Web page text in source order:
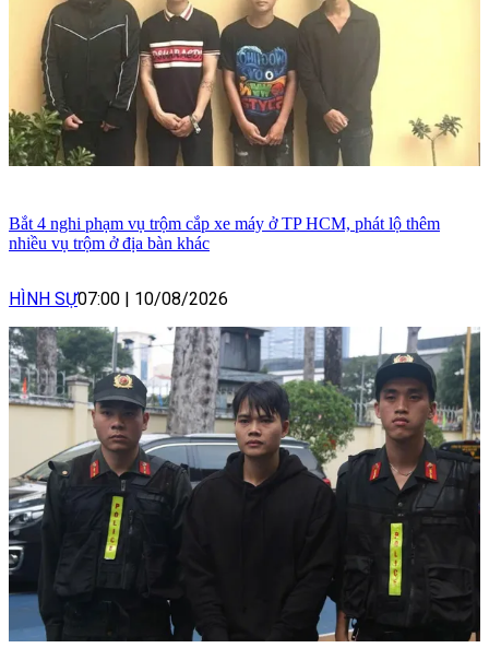
Bắt 4 nghi phạm vụ trộm cắp xe máy ở TP HCM, phát lộ thêm
nhiều vụ trộm ở địa bàn khác
HÌNH SỰ07:00 10/08/2026